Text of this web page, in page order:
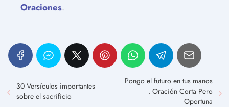
Oraciones.
30 Versículos importantes
sobre el sacrificio
Pongo el futuro en tus manos
. Oración Corta Pero
Oportuna